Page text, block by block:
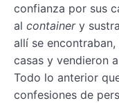
confianza por sus
al containery
allí se
casas y vendieron
Todo lo anterior
confesiones de